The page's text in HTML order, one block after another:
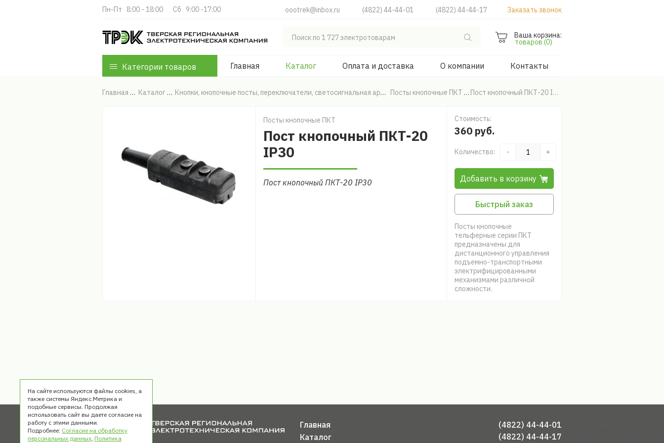
Пн-Пт   8:00 - 18:00 Cб   9:00 -17:00 oootrek@inbox.ru (4822) 44-44-01 (4822) 44-44-17 Заказать звонок
Ваша корзина:
товаров (0)
Категории товаров Главная Каталог Оплата и доставка О компании Контакты
Главная Каталог Кнопки, кнопочные посты, переключатели, светосигнальная арматура Посты кнопочные ПКТ Пост кнопочный ПКТ-20 IP30
Посты кнопочные ПКТ
Пост кнопочный ПКТ-20
IP30
Пост кнопочный ПКТ-20 IP30
Стоимость:
360 руб.
Количество: - +
Добавить в корзину
Быстрый заказ
Посты кнопочные
тельферные серии ПКТ
предназначены для
дистанционного управления
подъемно-транспортными
электрифицированными
механизмами различной
сложности.
Главная
Каталог
(4822) 44-44-01
(4822) 44-44-17
На сайте используются файлы cookies, а
также системы Яндекс.Метрика и
подобные сервисы. Продолжая
использовать сайт вы даете согласие на
работу с этими данными.
Подробнее: Согласие на обработку
персональных данных, Политика